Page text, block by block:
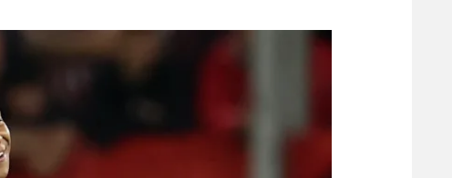
תקנון משתתפים וזוכים בפרסים
טניס
גיימינג E-Sports
הפועל תל
הפועל באר
מכבי נתניה